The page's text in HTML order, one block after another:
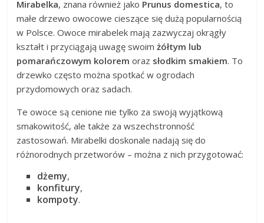
Mirabelka, znana również jako Prunus domestica, to
małe drzewo owocowe cieszące się dużą popularnością
w Polsce. Owoce mirabelek mają zazwyczaj okrągły
kształt i przyciągają uwagę swoimżółtym lub
pomarańczowym kolorem oraz słodkim smakiem. To
drzewko często można spotkać w ogrodach
przydomowych oraz sadach.
Te owoce są cenione nie tylko za swoją wyjątkową
smakowitość, ale także za wszechstronność
zastosowań. Mirabelki doskonale nadają się do
różnorodnych przetworów – można z nich przygotować:
dżemy,
konfitury,
kompoty.